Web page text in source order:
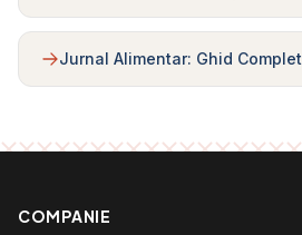
Jurnal Alimentar: Ghid Complet
COMPANIE